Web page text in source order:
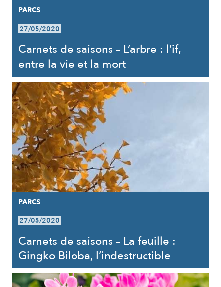
PARCS
27/05/2020
Carnets de saisons – L’arbre : l’if,
entre la vie et la mort
PARCS
27/05/2020
Carnets de saisons – La feuille :
Gingko Biloba, l’indestructible